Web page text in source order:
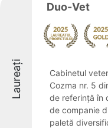
Laureați
Duo-Vet
Cabinetul
Cozma nr. 5
de referință în
de companie
paletă